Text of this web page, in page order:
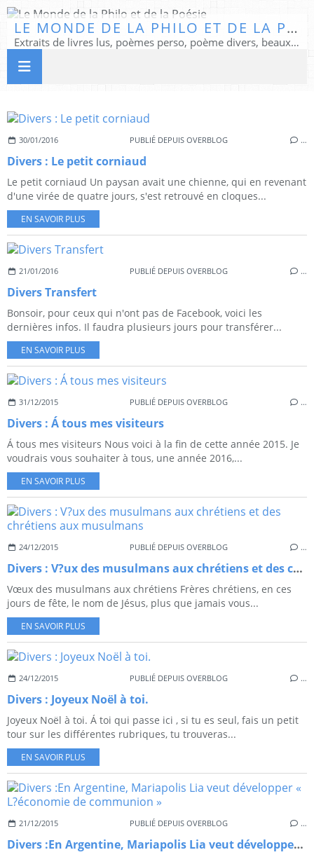
LE MONDE DE LA PHILO ET DE LA POÉSIE
Extraits de livres lus, poèmes perso, poème divers, beaux textes...
30/01/2016 PUBLIÉ DEPUIS OVERBLOG …
Divers : Le petit corniaud
Le petit corniaud Un paysan avait une chienne, qui en revenant
d'une virée de quatre jours, s'est retrouvé en cloques...
EN SAVOIR PLUS
21/01/2016 PUBLIÉ DEPUIS OVERBLOG …
Divers Transfert
Bonsoir, pour ceux qui n'ont pas de Facebook, voici les
dernières infos. Il faudra plusieurs jours pour transférer...
EN SAVOIR PLUS
31/12/2015 PUBLIÉ DEPUIS OVERBLOG …
Divers : Á tous mes visiteurs
Á tous mes visiteurs Nous voici à la fin de cette année 2015. Je
voudrais vous souhaiter à tous, une année 2016,...
EN SAVOIR PLUS
24/12/2015 PUBLIÉ DEPUIS OVERBLOG …
Divers : V?ux des musulmans aux chrétiens et des chrétiens aux musulmans
Vœux des musulmans aux chrétiens Frères chrétiens, en ces
jours de fête, le nom de Jésus, plus que jamais vous...
EN SAVOIR PLUS
24/12/2015 PUBLIÉ DEPUIS OVERBLOG …
Divers : Joyeux Noël à toi.
Joyeux Noël à toi. Á toi qui passe ici , si tu es seul, fais un petit
tour sur les différentes rubriques, tu trouveras...
EN SAVOIR PLUS
21/12/2015 PUBLIÉ DEPUIS OVERBLOG …
Divers :En Argentine, Mariapolis Lia veut développer « L?économie de communion »